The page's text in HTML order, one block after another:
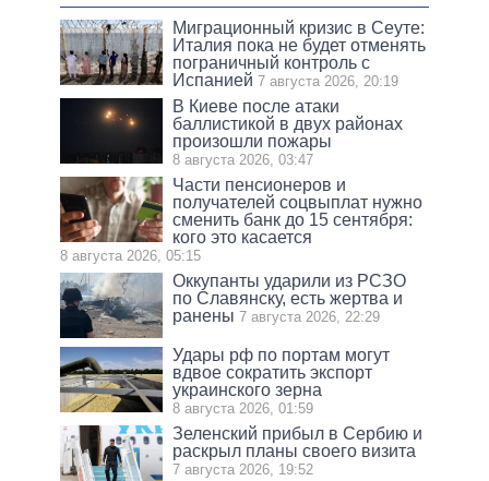
Миграционный кризис в Сеуте:
Италия пока не будет отменять
пограничный контроль с
Испанией 7 августа 2026, 20:19
В Киеве после атаки
баллистикой в двух районах
произошли пожары
8 августа 2026, 03:47
Части пенсионеров и
получателей соцвыплат нужно
сменить банк до 15 сентября:
кого это касается
8 августа 2026, 05:15
Оккупанты ударили из РСЗО
по Славянску, есть жертва и
ранены 7 августа 2026, 22:29
Удары рф по портам могут
вдвое сократить экспорт
украинского зерна
8 августа 2026, 01:59
Зеленский прибыл в Сербию и
раскрыл планы своего визита
7 августа 2026, 19:52